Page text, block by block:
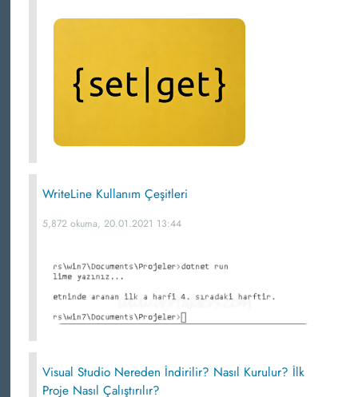
WriteLine Kullanım Çeşitleri
5,872 okuma, 20.01.2021 13:44
Visual Studio Nereden İndirilir? Nasıl Kurulur? İlk
Proje Nasıl Çalıştırılır?